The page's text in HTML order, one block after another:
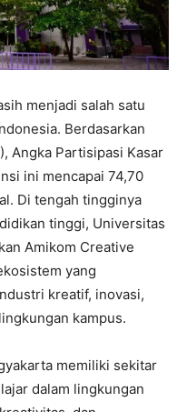
menjadi salah satu
Berdasarkan
Angka Partisipasi Kasar
ini mencapai 74,70
Di tengah tingginya
tinggi, Universitas
Amikom Creative
yang
kreatif, inovasi,
kampus.
memiliki sekitar
dalam lingkungan